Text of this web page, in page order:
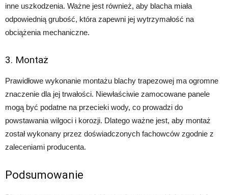
inne uszkodzenia. Ważne jest również, aby blacha miała
odpowiednią grubość, która zapewni jej wytrzymałość na
obciążenia mechaniczne.
3. Montaż
Prawidłowe wykonanie montażu blachy trapezowej ma ogromne
znaczenie dla jej trwałości. Niewłaściwie zamocowane panele
mogą być podatne na przecieki wody, co prowadzi do
powstawania wilgoci i korozji. Dlatego ważne jest, aby montaż
został wykonany przez doświadczonych fachowców zgodnie z
zaleceniami producenta.
Podsumowanie